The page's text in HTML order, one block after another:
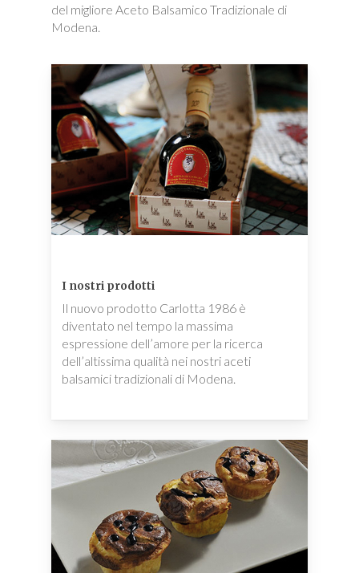
del migliore Aceto Balsamico Tradizionale di
Modena.
I nostri prodotti
Il nuovo prodotto Carlotta 1986 è
diventato nel tempo la massima
espressione dell’amore per la ricerca
dell’altissima qualità nei nostri aceti
balsamici tradizionali di Modena.